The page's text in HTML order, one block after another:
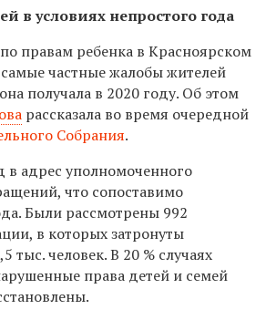
в условиях непростого года
правам ребенка в Красноярском
частные жалобы жителей
получала в 2020 году. Об этом
рассказала во время очередной
Собрания.
адрес уполномоченного
что сопоставимо
Были рассмотрены 992
в которых затронуты
тыс. человек. В 20 % случаях
права детей и семей